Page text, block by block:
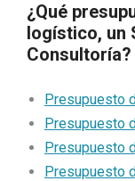
¿Qué
logístico, un
Consultoría?
Presupuesto
Presupuesto
Presupuesto
Presupuesto